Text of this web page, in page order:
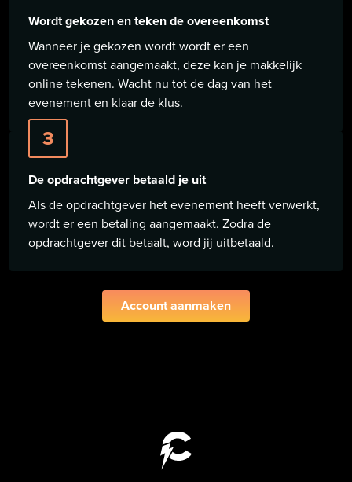
Wordt gekozen en teken de overeenkomst
Wanneer je gekozen wordt wordt er een
overeenkomst aangemaakt, deze kan je makkelijk
online tekenen. Wacht nu tot de dag van het
evenement en klaar de klus.
3
De opdrachtgever betaald je uit
Als de opdrachtgever het evenement heeft verwerkt,
wordt er een betaling aangemaakt. Zodra de
opdrachtgever dit betaalt, word jij uitbetaald.
Account aanmaken